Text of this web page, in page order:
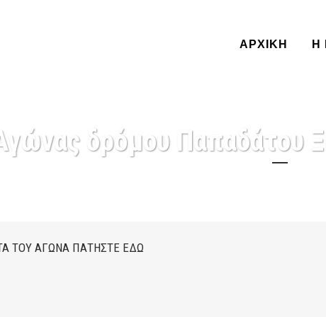
ΑΡΧΙΚΗ Η
δρόμου Παπαδάτου
ΤΟΥ ΑΓΩΝΑ ΠΑΤΗΣΤΕ ΕΔΩ